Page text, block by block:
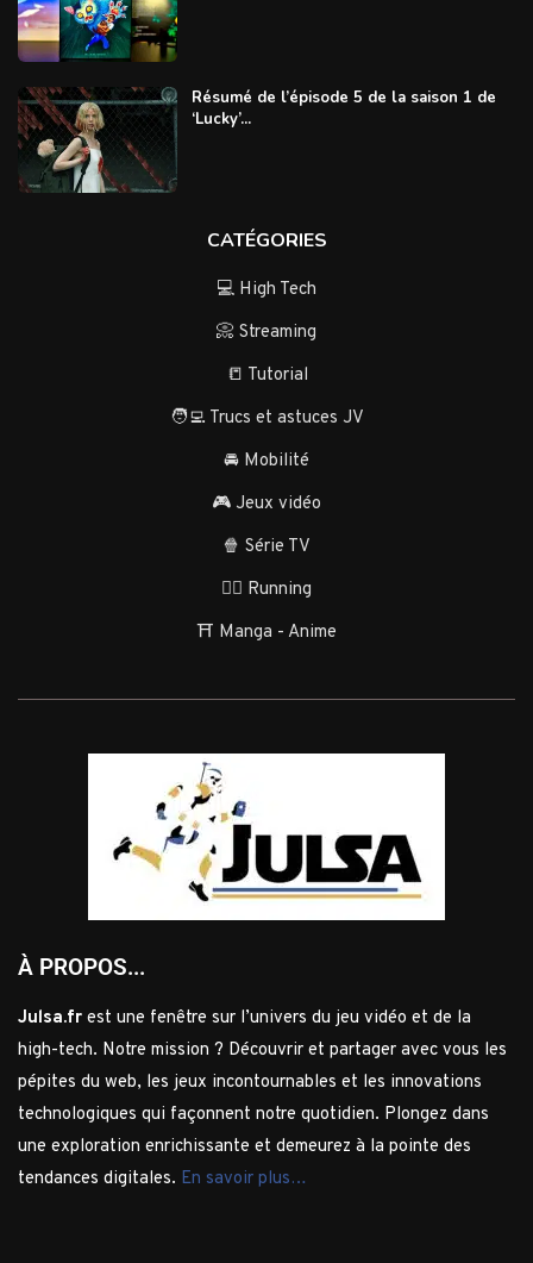
Résumé de l’épisode 5 de la saison 1 de
‘Lucky’...
CATÉGORIES
💻 High Tech
📀 Streaming
📒 Tutorial
🧑‍💻 Trucs et astuces JV
🚘 Mobilité
🎮 Jeux vidéo
🍿 Série TV
🏃‍♂️ Running
⛩️ Manga - Anime
À PROPOS...
Julsa.fr est une fenêtre sur l’univers du jeu vidéo et de la
high-tech. Notre mission ? Découvrir et partager avec vous les
pépites du web, les jeux incontournables et les innovations
technologiques qui façonnent notre quotidien. Plongez dans
une exploration enrichissante et demeurez à la pointe des
tendances digitales. En savoir plus…